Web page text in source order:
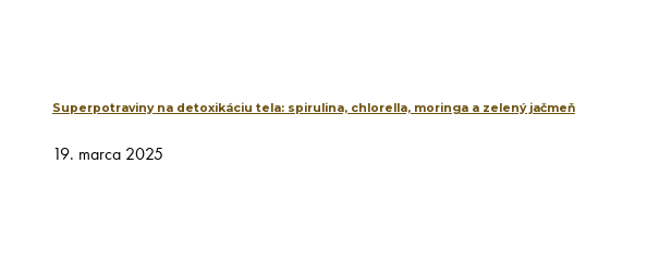
Superpotraviny na detoxikáciu tela: spirulina, chlorella, moringa a zelený jačmeň
19. marca 2025